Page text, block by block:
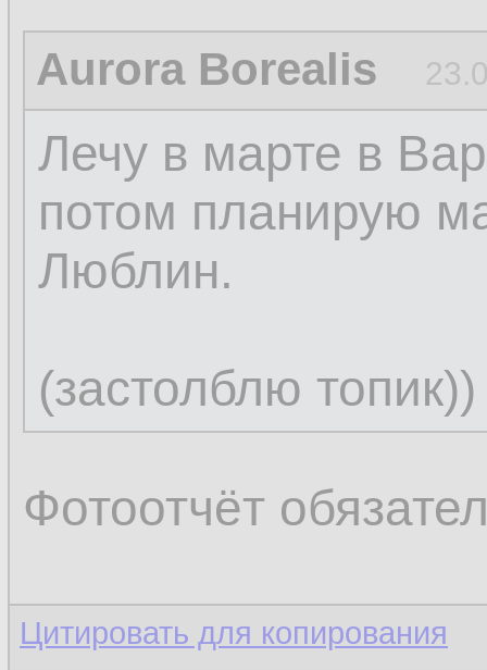
Aurora Borealis
Лечу в марте в
потом планирую
Люблин.
(застолблю топик))
Фотоотчёт
Цитировать для копирования